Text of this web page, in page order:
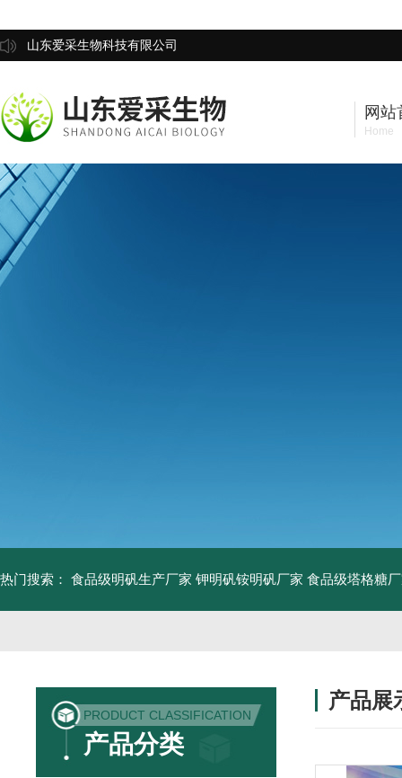
山东爱采生物科技有限公司
网站
Home
热门搜索： 食品级明矾生产厂家 钾明矾铵明矾厂家 食品级塔格糖
PRODUCT CLASSIFICATION
产品分类
产品展